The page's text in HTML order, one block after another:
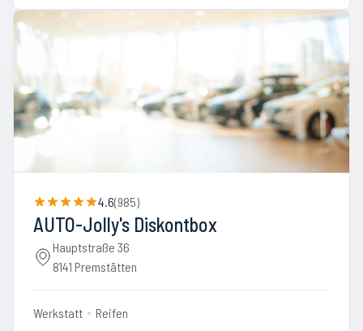
4.6(985)
AUTO-Jolly's Diskontbox
Hauptstraße 36
8141 Premstätten
Werkstatt Reifen